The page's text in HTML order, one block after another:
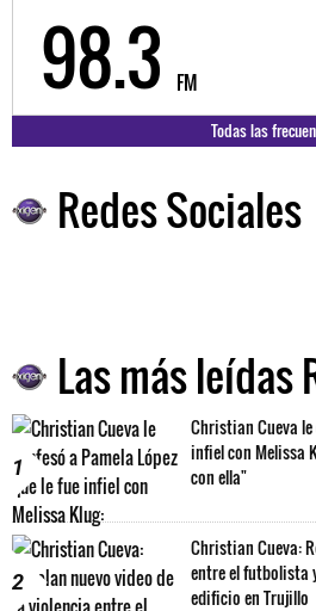
98.3 FM
Todas las
Redes Sociales
Las más leídas
1
Christian Cueva le
infiel con Melissa
con ella"
2
Christian Cueva:
entre el futbolista
edificio en Trujillo